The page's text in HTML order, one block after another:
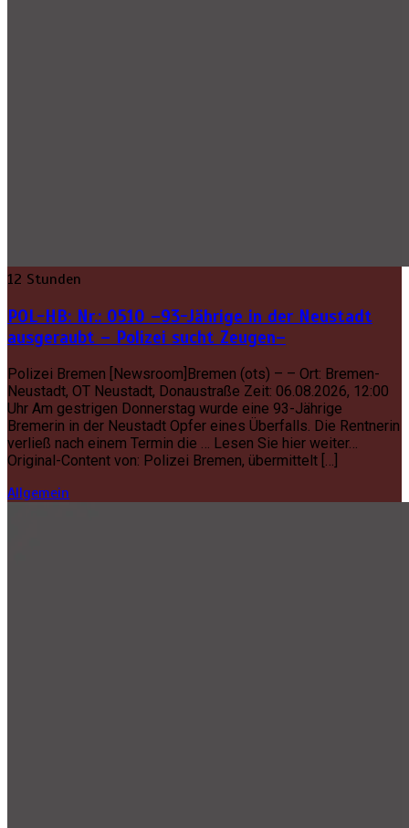
12 Stunden
POL-HB: Nr.: 0510 –93-Jährige in der Neustadt
ausgeraubt – Polizei sucht Zeugen–
Polizei Bremen [Newsroom]Bremen (ots) – – Ort: Bremen-
Neustadt, OT Neustadt, Donaustraße Zeit: 06.08.2026, 12:00
Uhr Am gestrigen Donnerstag wurde eine 93-Jährige
Bremerin in der Neustadt Opfer eines Überfalls. Die Rentnerin
verließ nach einem Termin die … Lesen Sie hier weiter…
Original-Content von: Polizei Bremen, übermittelt […]
Allgemein